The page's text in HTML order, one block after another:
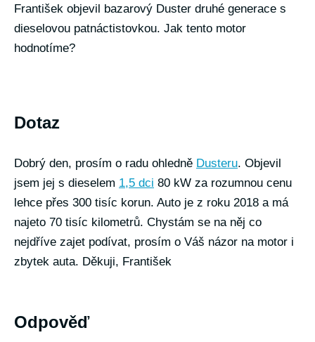
František objevil bazarový Duster druhé generace s
dieselovou patnáctistovkou. Jak tento motor
hodnotíme?
Dotaz
Dobrý den, prosím o radu ohledně Dusteru. Objevil
jsem jej s dieselem 1,5 dci 80 kW za rozumnou cenu
lehce přes 300 tisíc korun. Auto je z roku 2018 a má
najeto 70 tisíc kilometrů. Chystám se na něj co
nejdříve zajet podívat, prosím o Váš názor na motor i
zbytek auta. Děkuji, František
Odpověď